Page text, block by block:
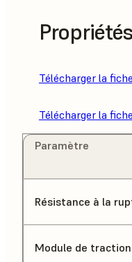
Télécharger la
Télécharger la
Paramètre
Résistance à la
Module de traction